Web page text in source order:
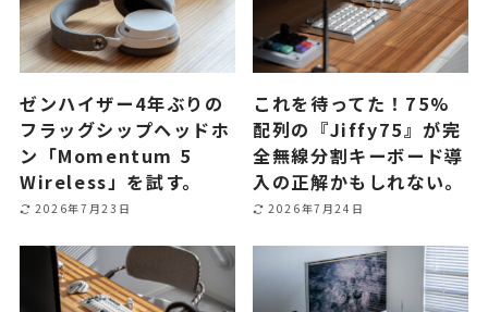
ゼンハイザー4年ぶりの
フラッグシップヘッドホ
ン「Momentum 5
Wireless」を試す。
2026年7月23日
これを待ってた！75%
配列の『Jiffy75』が完
全無線分割キーボード導
入の正解かもしれない。
2026年7月24日